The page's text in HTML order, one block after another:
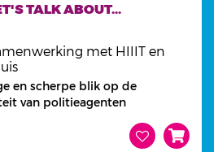
met HIIIT en
en scherpe blik op de
van politieagenten
TALK ABOUT...